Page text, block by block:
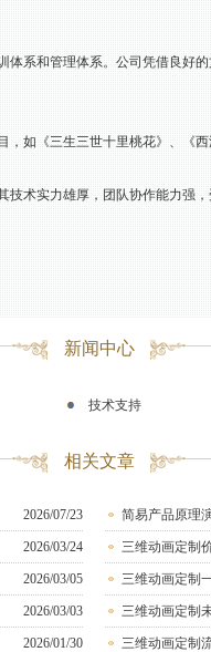
系和管理体系。公司凭借良好
如《三生三世十里桃花》、《
术实力雄厚，团队协作能力强
新闻中心
技术支持
相关文章
2026/07/23 简易产品原理
2026/03/24 三维动画定制
2026/03/05 三维动画定制
2026/03/03 三维动画定制
2026/01/30 三维动画定制